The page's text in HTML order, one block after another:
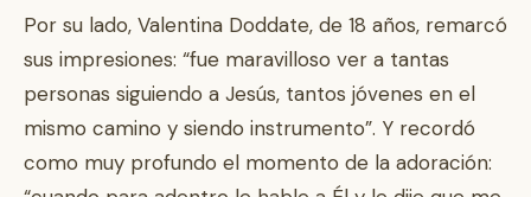
Por su lado, Valentina Doddate, de 18 años, remarcó
sus impresiones: “fue maravilloso ver a tantas
personas siguiendo a Jesús, tantos jóvenes en el
mismo camino y siendo instrumento”. Y recordó
como muy profundo el momento de la adoración: